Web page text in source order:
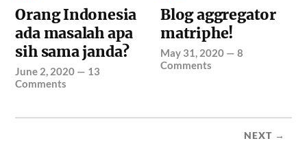
Orang Indonesia
ada masalah apa
sih sama janda?
June 2, 2020 — 13
Comments
Blog aggregator
matriphe!
May 31, 2020 —8
Comments
NEXT →